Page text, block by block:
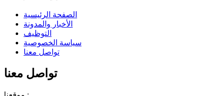
الصفحة الرئيسية
الأخبار والمدونة
التوظيف
سياسة الخصوصية
تواصل معنا
تواصل معنا